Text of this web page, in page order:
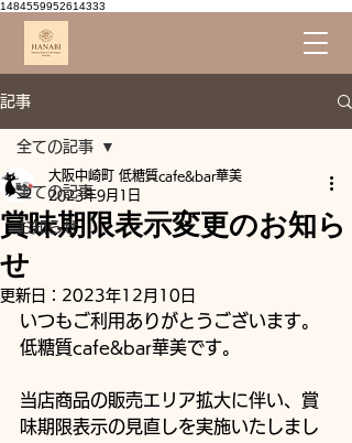
1484559952614333
記事
全ての記事
お知らせ
全ての記事
賞味期限表示変更のお知ら
せ
大阪中崎町 低糖質cafe&bar華美
2023年9月1日
更新日： 2023年12月10日
いつもご利用ありがとうございます。
低糖質cafe&bar華美です。
当店商品の販売エリア拡大に伴い、賞
味期限表示の見直しを実施いたしまし